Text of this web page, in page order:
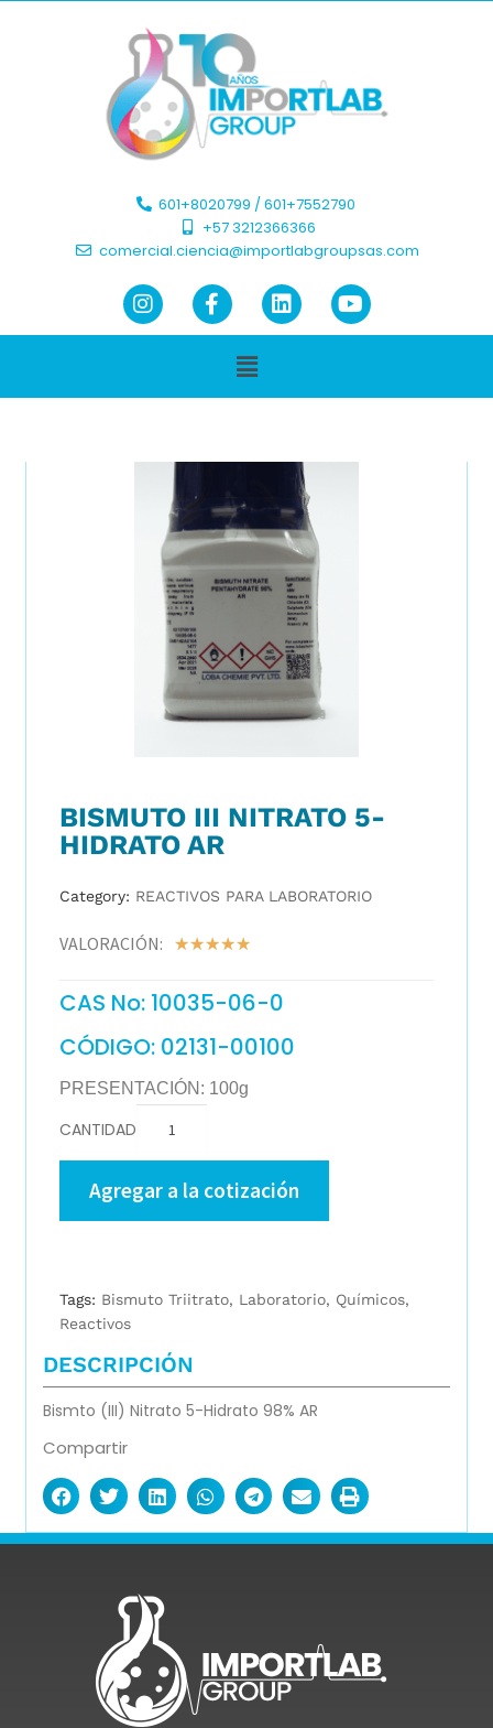
601+8020799 / 601+7552790 ​
+57 3212366366​
comercial.ciencia@importlabgroupsas.com
BISMUTO III NITRATO 5-
HIDRATO AR
Category: REACTIVOS PARA LABORATORIO
VALORACIÓN: ☆☆☆☆☆
CAS No: 10035-06-0
CÓDIGO: 02131-00100
PRESENTACIÓN: 100g
CANTIDAD
Agregar a la cotización
Tags: Bismuto Triitrato, Laboratorio, Químicos,
Reactivos
DESCRIPCIÓN
Bismto (III) Nitrato 5-Hidrato 98% AR
Compartir